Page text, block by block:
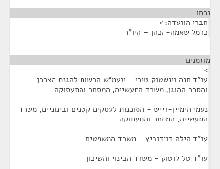
נכחו
חברי הוועדה: >
כרמל שאמה-הכהן – היו"ר
מוזמנים
>
עו"ד חנה וינשטוק טירי - יועמ"ש הרשות להגנת הצרכן
והסחר ההוגן, משרד התעשייה, המסחר והתעסוקה
נעמי הימיין-רייש - הסוכנות לעסקים קטנים ובינוניים, משרד
התעשייה, המסחר והתעסוקה
עו"ד הילה דוידוביץ - משרד המשפטים
עו"ד טל לוטוק - משרד הבינוי והשיכון